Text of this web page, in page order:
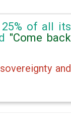
25% of all its
"Come back
and